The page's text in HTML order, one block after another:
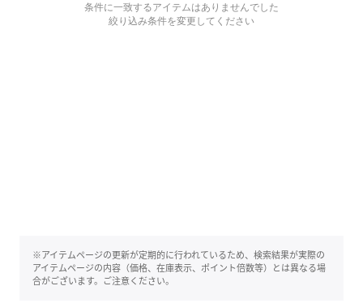
条件に一致するアイテムはありませんでした
絞り込み条件を変更してください
※アイテムページの更新が定期的に行われているため、検索結果が実際の
アイテムページの内容（価格、在庫表示、ポイント倍数等）とは異なる場
合がございます。ご注意ください。